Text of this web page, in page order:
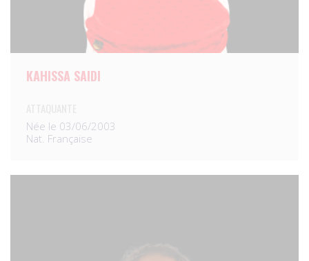
KAHISSA SAIDI
Née le 03/06/2003
Nat. Française